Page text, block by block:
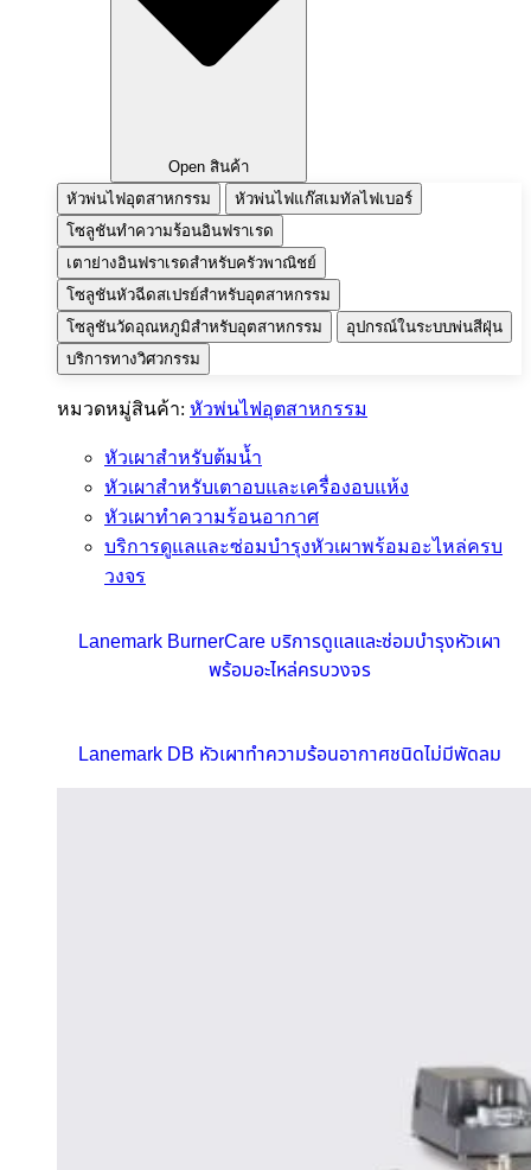
Open สินค้า
หัวพ่นไฟอุตสาหกรรม
หัวพ่นไฟแก๊สเมทัลไฟเบอร์
โซลูชันทำความร้อนอินฟราเรด
เตาย่างอินฟราเรดสำหรับครัวพาณิชย์
โซลูชันหัวฉีดสเปรย์สำหรับอุตสาหกรรม
โซลูชันวัดอุณหภูมิสำหรับอุตสาหกรรม
อุปกรณ์ในระบบพ่นสีฝุ่น
บริการทางวิศวกรรม
หมวดหมู่สินค้า: หัวพ่นไฟอุตสาหกรรม
หัวเผาสำหรับต้มน้ำ
หัวเผาสำหรับเตาอบและเครื่องอบแห้ง
หัวเผาทำความร้อนอากาศ
บริการดูแลและซ่อมบำรุงหัวเผาพร้อมอะไหล่ครบ
วงจร
Lanemark BurnerCare บริการดูแลและซ่อมบำรุงหัวเผา
พร้อมอะไหล่ครบวงจร
Lanemark DB หัวเผาทำความร้อนอากาศชนิดไม่มีพัดลม